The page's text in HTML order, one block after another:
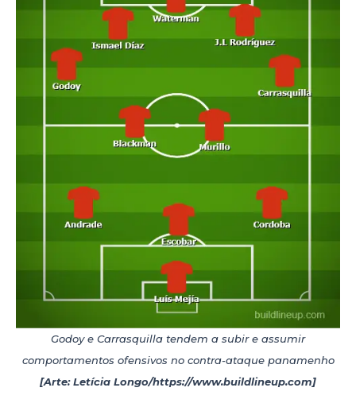
Godoy e Carrasquilla tendem a subir e assumir
comportamentos ofensivos no contra-ataque panamenho
[Arte: Letícia Longo/https://www.buildlineup.com]